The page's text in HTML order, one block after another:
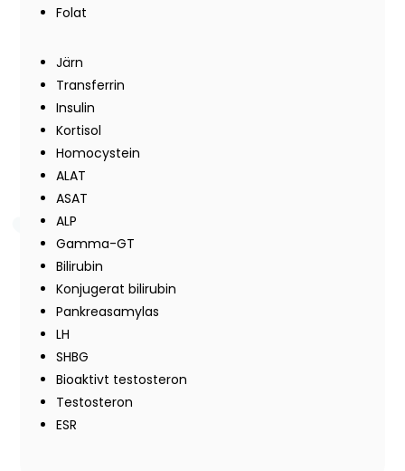
Folat
Järn
Transferrin
Insulin
Kortisol
Homocystein
ALAT
ASAT
ALP
Gamma-GT
Bilirubin
Konjugerat bilirubin
Pankreasamylas
LH
SHBG
Bioaktivt testosteron
Testosteron
ESR